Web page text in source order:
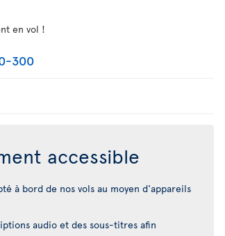
en vol !
300
accessible
à bord de nos vols au moyen d'appareils
audio et des sous-titres afin